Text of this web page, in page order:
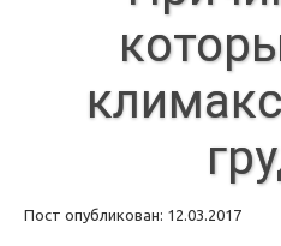
Пост опубликован: 12.03.2017